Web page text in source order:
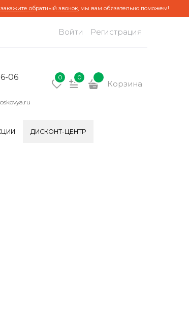
закажите обратный звонок, мы вам обязательно поможем!
Войти Регистрация
06 0 0
Корзина
ДИСКОНТ-ЦЕНТР